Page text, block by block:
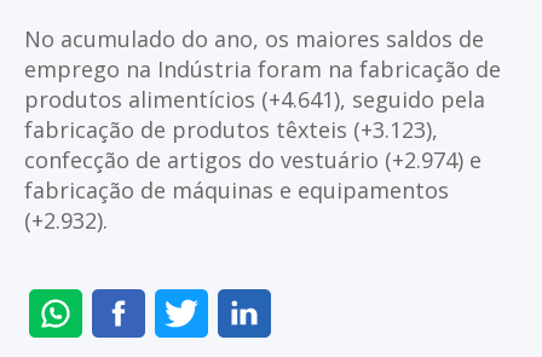
No acumulado do ano, os maiores saldos de
emprego na Indústria foram na fabricação de
produtos alimentícios (+4.641), seguido pela
fabricação de produtos têxteis (+3.123),
confecção de artigos do vestuário (+2.974) e
fabricação de máquinas e equipamentos
(+2.932).
ENVIAR
NO
COMPARTILHAR
NO
COMPARTILHAR
NO